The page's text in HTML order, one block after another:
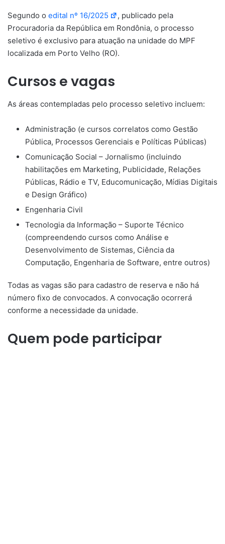
Segundo o edital nº 16/2025
, publicado pela
Procuradoria da República em Rondônia, o processo
seletivo é exclusivo para atuação na unidade do MPF
localizada em Porto Velho (RO).
Cursos e vagas
As áreas contempladas pelo processo seletivo incluem:
Administração (e cursos correlatos como Gestão
Pública, Processos Gerenciais e Políticas Públicas)
Comunicação Social – Jornalismo (incluindo
habilitações em Marketing, Publicidade, Relações
Públicas, Rádio e TV, Educomunicação, Mídias Digitais
e Design Gráfico)
Engenharia Civil
Tecnologia da Informação – Suporte Técnico
(compreendendo cursos como Análise e
Desenvolvimento de Sistemas, Ciência da
Computação, Engenharia de Software, entre outros)
Todas as vagas são para cadastro de reserva e não há
número fixo de convocados. A convocação ocorrerá
conforme a necessidade da unidade.
Quem pode participar